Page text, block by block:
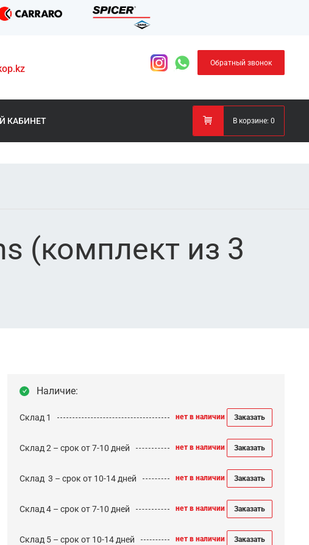
Обратный звонок
КАБИНЕТ В корзине: 0
(комплект из 3
Наличие:
Склад 1 нет в наличии Заказать
Склад 2 – срок от 7-10 дней нет в наличии Заказать
Cклад 3 – срок от 10-14 дней нет в наличии Заказать
Склад 4 – срок от 7-10 дней нет в наличии Заказать
Склад 5 – срок от 10-14 дней нет в наличии Заказать